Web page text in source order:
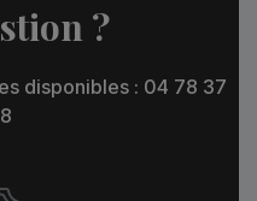
?
disponibles : 04 78 37